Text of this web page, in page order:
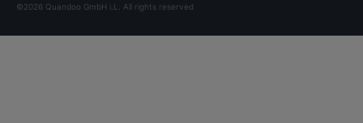
©2026 Quandoo GmbH i.L. All rights reserved